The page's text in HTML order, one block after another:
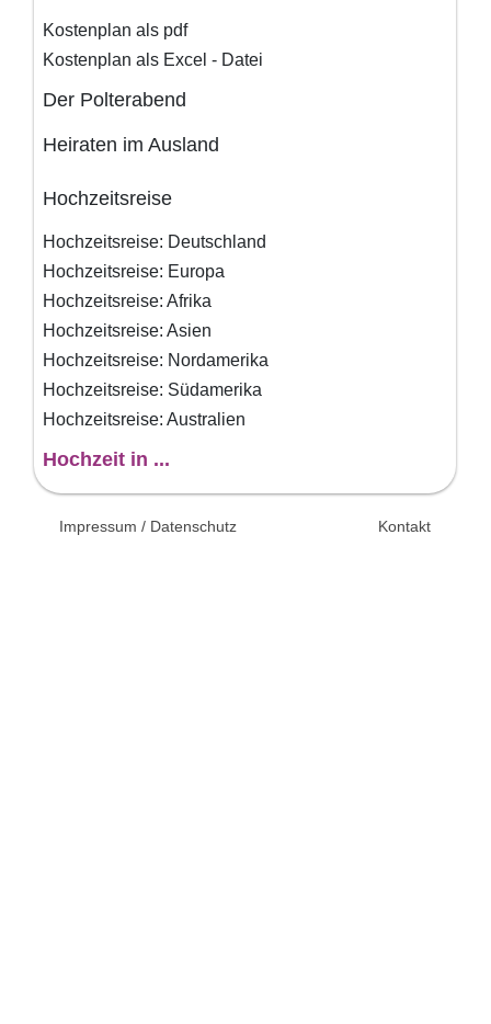
Kostenplan als pdf
Kostenplan als Excel - Datei
Der Polterabend
Heiraten im Ausland
Hochzeitsreise
Hochzeitsreise: Deutschland
Hochzeitsreise: Europa
Hochzeitsreise: Afrika
Hochzeitsreise: Asien
Hochzeitsreise: Nordamerika
Hochzeitsreise: Südamerika
Hochzeitsreise: Australien
Hochzeit in ...
Impressum / Datenschutz Kontakt
© 2026 Unsertag.de - Ihr